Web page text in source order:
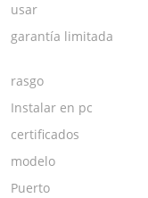
usar
garantía limitada
rasgo
Instalar en pc
certificados
modelo
Puerto